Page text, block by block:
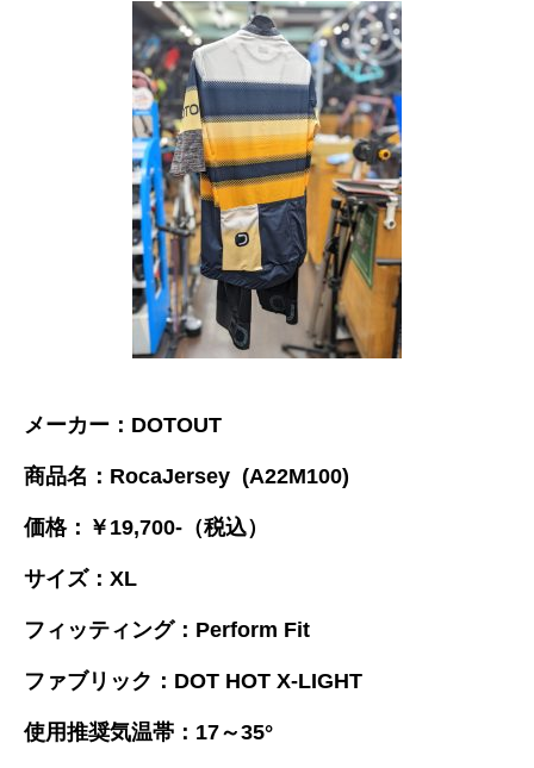
メーカー：DOTOUT
商品名：RocaJersey (A22M100)
価格：￥19,700-（税込）
サイズ：XL
フィッティング：Perform Fit
ファブリック：DOT HOT X-LIGHT
使用推奨気温帯：17～35°